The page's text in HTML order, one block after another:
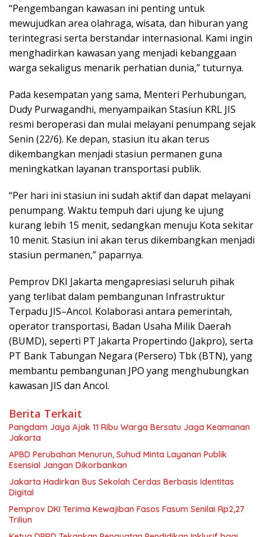
“Pengembangan kawasan ini penting untuk
mewujudkan area olahraga, wisata, dan hiburan yang
terintegrasi serta berstandar internasional. Kami ingin
menghadirkan kawasan yang menjadi kebanggaan
warga sekaligus menarik perhatian dunia,” tuturnya.
Pada kesempatan yang sama, Menteri Perhubungan,
Dudy Purwagandhi, menyampaikan Stasiun KRL JIS
resmi beroperasi dan mulai melayani penumpang sejak
Senin (22/6). Ke depan, stasiun itu akan terus
dikembangkan menjadi stasiun permanen guna
meningkatkan layanan transportasi publik.
“Per hari ini stasiun ini sudah aktif dan dapat melayani
penumpang. Waktu tempuh dari ujung ke ujung
kurang lebih 15 menit, sedangkan menuju Kota sekitar
10 menit. Stasiun ini akan terus dikembangkan menjadi
stasiun permanen,” paparnya.
Pemprov DKI Jakarta mengapresiasi seluruh pihak
yang terlibat dalam pembangunan Infrastruktur
Terpadu JIS–Ancol. Kolaborasi antara pemerintah,
operator transportasi, Badan Usaha Milik Daerah
(BUMD), seperti PT Jakarta Propertindo (Jakpro), serta
PT Bank Tabungan Negara (Persero) Tbk (BTN), yang
membantu pembangunan JPO yang menghubungkan
kawasan JIS dan Ancol.
Berita Terkait
Pangdam Jaya Ajak 11 Ribu Warga Bersatu Jaga Keamanan
Jakarta
APBD Perubahan Menurun, Suhud Minta Layanan Publik
Esensial Jangan Dikorbankan
Jakarta Hadirkan Bus Sekolah Cerdas Berbasis Identitas
Digital
Pemprov DKI Terima Kewajiban Fasos Fasum Senilai Rp2,27
Triliun